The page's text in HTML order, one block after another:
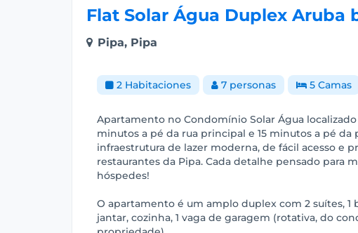
Flat Solar Água Duplex Aruba
Pipa, Pipa
2 Habitaciones 7 personas 5 Camas
Apartamento no Condomínio Solar Água
minutos a pé da rua principal e 15 minutos a pé da
infraestrutura de lazer moderna, de fácil acesso e
restaurantes da Pipa. Cada detalhe pensado para
hóspedes!
O apartamento é um amplo duplex com 2 suítes, 1
jantar, cozinha, 1 vaga de garagem (rotativa, do